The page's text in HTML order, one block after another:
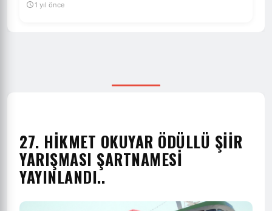
1 yıl önce
27. HİKMET OKUYAR ÖDÜLLÜ ŞİİR
YARIŞMASI ŞARTNAMESİ
YAYINLANDI..